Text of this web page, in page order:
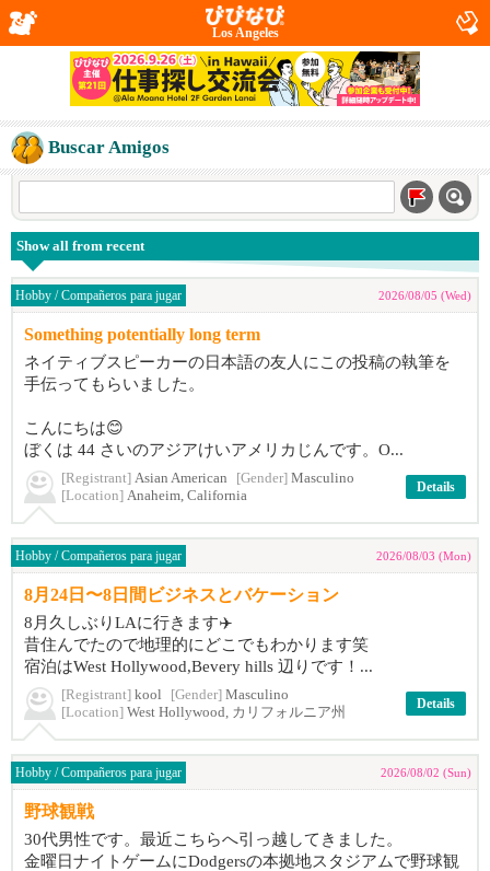
Los Angeles
Buscar Amigos
Show all from recent
Hobby / Compañeros para jugar 2026/08/05 (Wed)
Something potentially long term
ネイティブスピーカーの日本語の友人にこの投稿の執筆を
手伝ってもらいました。
こんにちは😊
ぼくは 44 さいのアジアけいアメリカじんです。O...
[Registrant] Asian American [Gender] Masculino
[Location] Anaheim, California
Details
Hobby / Compañeros para jugar 2026/08/03 (Mon)
8月24日〜8日間ビジネスとバケーション
8月久しぶりLAに行きます✈️
昔住んでたので地理的にどこでもわかります笑
宿泊はWest Hollywood,Bevery hills 辺りです！...
[Registrant] kool [Gender] Masculino
[Location] West Hollywood, カリフォルニア州
Details
Hobby / Compañeros para jugar 2026/08/02 (Sun)
野球観戦
30代男性です。最近こちらへ引っ越してきました。
金曜日ナイトゲームにDodgersの本拠地スタジアムで野球観